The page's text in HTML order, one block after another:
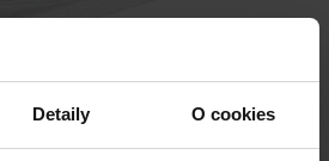
Detaily O cookies
> 50 ks
v utorok u vás